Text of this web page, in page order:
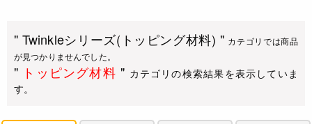
" Twinkleシリーズ(トッピング材料) " カテゴリでは商品
が見つかりませんでした。
" トッピング材料 " カテゴリの検索結果を表示していま
す。